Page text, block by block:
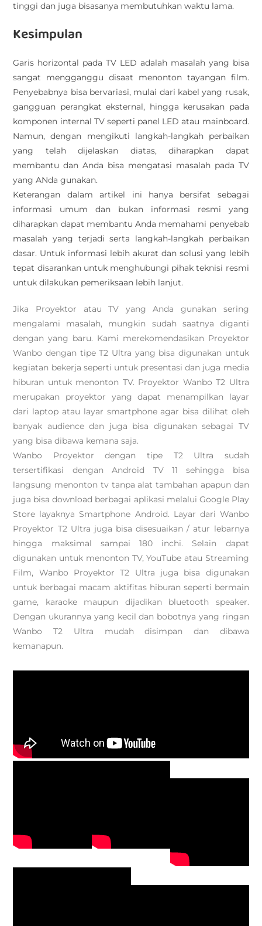
tinggi dan juga bisasanya membutuhkan waktu lama.
Kesimpulan
Garis horizontal pada TV LED adalah masalah yang bisa
sangat mengganggu disaat menonton tayangan film.
Penyebabnya bisa bervariasi, mulai dari kabel yang rusak,
gangguan perangkat eksternal, hingga kerusakan pada
komponen internal TV seperti panel LED atau mainboard.
Namun, dengan mengikuti langkah-langkah perbaikan
yang telah dijelaskan diatas, diharapkan dapat
membantu dan Anda bisa mengatasi masalah pada TV
yang ANda gunakan.
Keterangan dalam artikel ini hanya bersifat sebagai
informasi umum dan bukan informasi resmi yang
diharapkan dapat membantu Anda memahami penyebab
masalah yang terjadi serta langkah-langkah perbaikan
dasar. Untuk informasi lebih akurat dan solusi yang lebih
tepat disarankan untuk menghubungi pihak teknisi resmi
untuk dilakukan pemeriksaan lebih lanjut.
Jika Proyektor atau TV yang Anda gunakan sering
mengalami masalah, mungkin sudah saatnya diganti
dengan yang baru. Kami merekomendasikan Proyektor
Wanbo dengan tipe T2 Ultra yang bisa digunakan untuk
kegiatan bekerja seperti untuk presentasi dan juga media
hiburan untuk menonton TV. Proyektor Wanbo T2 Ultra
merupakan proyektor yang dapat menampilkan layar
dari laptop atau layar smartphone agar bisa dilihat oleh
banyak audience dan juga bisa digunakan sebagai TV
yang bisa dibawa kemana saja.
Wanbo Proyektor dengan tipe T2 Ultra sudah
tersertifikasi dengan Android TV 11 sehingga bisa
langsung menonton tv tanpa alat tambahan apapun dan
juga bisa download berbagai aplikasi melalui Google Play
Store layaknya Smartphone Android. Layar dari Wanbo
Proyektor T2 Ultra juga bisa disesuaikan / atur lebarnya
hingga maksimal sampai 180 inchi. Selain dapat
digunakan untuk menonton TV, YouTube atau Streaming
Film, Wanbo Proyektor T2 Ultra juga bisa digunakan
untuk berbagai macam aktifitas hiburan seperti bermain
game, karaoke maupun dijadikan bluetooth speaker.
Dengan ukurannya yang kecil dan bobotnya yang ringan
Wanbo T2 Ultra mudah disimpan dan dibawa
kemanapun.